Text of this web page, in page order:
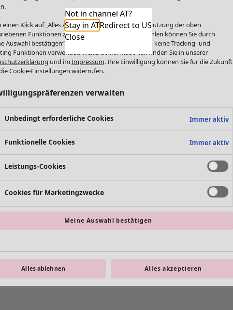
Not in channel AT?
Stay in ATRedirect to US
Close
einen Klick auf „Alles akzeptieren“ stimmen Sie der Nutzung der oben
Funktionen zu. Einzelne Funktionen auswählen können Sie durch
Auswahl bestätigen“. Über „Alles ablehnen“ werden keine Tracking- und
Funktionen verwendet. Weitere Informationen finden Sie in unserer
und im Impressum. Ihre Einwilligung können Sie für die Zukunft
Cookie-Einstellungen widerrufen.
verwalten
Unbedingt erforderliche Cookies Immer aktiv
Funktionelle Cookies Immer aktiv
Leistungs-Cookies
Cookies für Marketingzwecke
Meine Auswahl bestätigen
Alles ablehnen Alles akzeptieren